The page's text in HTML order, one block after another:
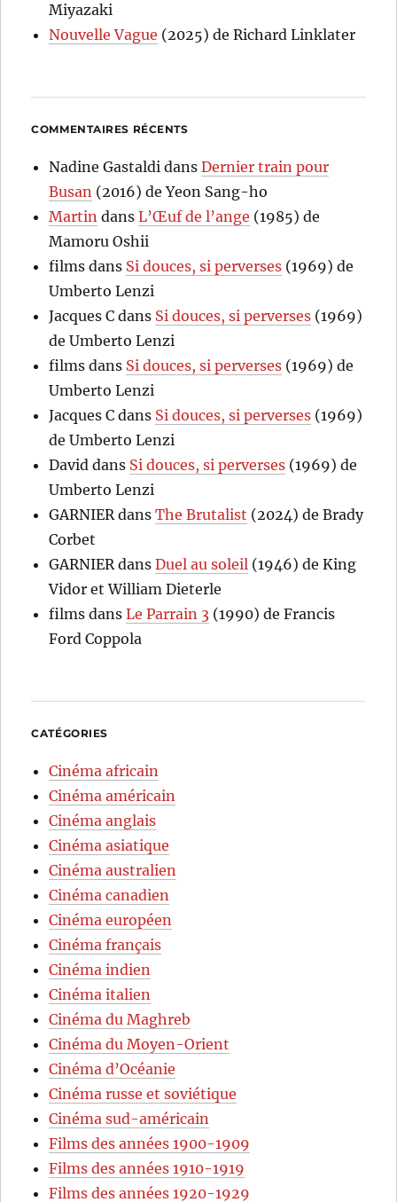
Miyazaki
Nouvelle Vague (2025) de Richard Linklater
COMMENTAIRES RÉCENTS
Nadine Gastaldi dansDernier train pour
Busan (2016) de Yeon Sang-ho
Martin dansL’Œuf de l’ange (1985) de
Mamoru Oshii
films dans Si douces, si perverses (1969) de
Umberto Lenzi
Jacques C dans Si douces, si perverses (1969)
de Umberto Lenzi
films dans Si douces, si perverses (1969) de
Umberto Lenzi
Jacques C dans Si douces, si perverses (1969)
de Umberto Lenzi
David dans Si douces, si perverses (1969) de
Umberto Lenzi
GARNIERdansThe Brutalist (2024) de Brady
Corbet
GARNIERdansDuel au soleil (1946) de King
Vidor et William Dieterle
films dansLe Parrain 3 (1990) de Francis
Ford Coppola
CATÉGORIES
Cinéma africain
Cinéma américain
Cinéma anglais
Cinéma asiatique
Cinéma australien
Cinéma canadien
Cinéma européen
Cinéma français
Cinéma indien
Cinéma italien
Cinéma du Maghreb
Cinéma du Moyen-Orient
Cinéma d’Océanie
Cinéma russe et soviétique
Cinéma sud-américain
Films des années 1900-1909
Films des années 1910-1919
Films des années 1920-1929